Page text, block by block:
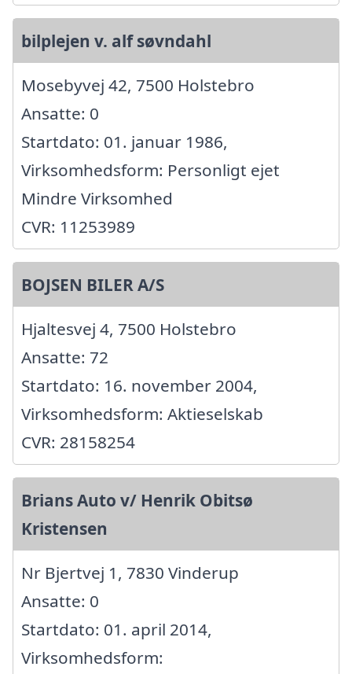
bilplejen v. alf søvndahl
Mosebyvej 42, 7500 Holstebro
Ansatte: 0
Startdato: 01. januar 1986,
Virksomhedsform: Personligt ejet
Mindre Virksomhed
CVR: 11253989
BOJSEN BILER A/S
Hjaltesvej 4, 7500 Holstebro
Ansatte: 72
Startdato: 16. november 2004,
Virksomhedsform: Aktieselskab
CVR: 28158254
Brians Auto v/ Henrik Obitsø
Kristensen
Nr Bjertvej 1, 7830 Vinderup
Ansatte: 0
Startdato: 01. april 2014,
Virksomhedsform: